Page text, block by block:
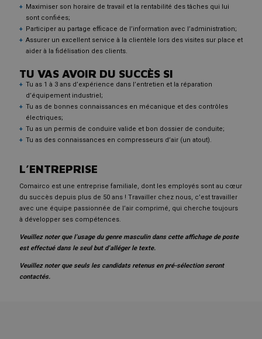
Maximiser son horaire de travail et la rentabilité des tâches qui lui
sont confiées;
Participer au partage efficace de l’information avec l’administration;
Assurer un excellent service à la clientèle lors des visites sur place et
aider à la fidélisation des clients.
TU VAS AVOIR DU SUCCÈS SI
Tu as 1 à 3 ans d’expérience dans l’entretien et la réparation
d’équipement industriel;
Tu as de bonnes connaissances en mécanique et des contrôles
électriques;
Tu as un permis de conduire valide et bon dossier de conduite;
Tu as des connaissances en compresseurs d’air (un atout).
L’ENTREPRISE
Comairco est une entreprise familiale, dont les employés sont au cœur
du succès depuis plus de 50 ans ! Travailler chez nous, c’est travailler
avec une équipe passionnée de l’air comprimé, qui cherche toujours
à développer ses compétences.
Veuillez noter que l’usage du genre masculin dans cette affichage de poste
est effectué dans le seul but d’alléger le texte.
Veuillez noter que seuls les candidats retenus en pré-sélection seront
contactés.